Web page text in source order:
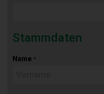
Stammdaten
Name *